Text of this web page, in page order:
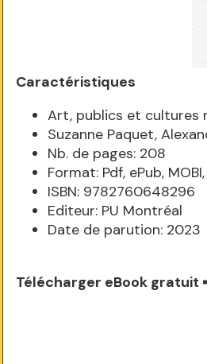
Caractéristiques
Art, publics et cultures
Suzanne Paquet,
Nb. de pages: 208
Format: Pdf, ePub, MOBI,
ISBN: 9782760648296
Editeur: PU Montréal
Date de parution: 2023
Télécharger eBook gratuit